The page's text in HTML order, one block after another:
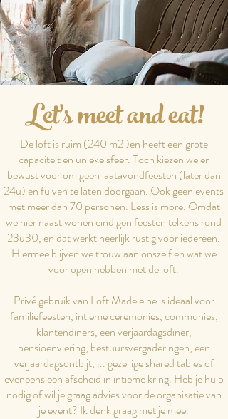
Let's meet and eat!
De loft is ruim (240 m2 )en heeft een grote
capaciteit en unieke sfeer. Toch kiezen we er
bewust voor om geen laatavondfeesten (later dan
24u) en fuiven te laten doorgaan. Ook geen events
met meer dan 70 personen. Less is more. Omdat
we hier naast wonen eindigen feesten telkens rond
23u30, en dat werkt heerlijk rustig voor iedereen.
Hiermee blijven we trouw aan onszelf en wat we
voor ogen hebben met de loft.
Privé gebruik van Loft Madeleine is ideaal voor
familiefeesten, intieme ceremonies, communies,
klantendiners, een verjaardagsdiner,
pensioenviering, bestuursvergaderingen, een
verjaardagsontbijt, ... gezellige shared tables of
eveneens een afscheid in intieme kring. Heb je hulp
nodig of wil je graag advies voor de organisatie van
je event? Ik denk graag met je mee.